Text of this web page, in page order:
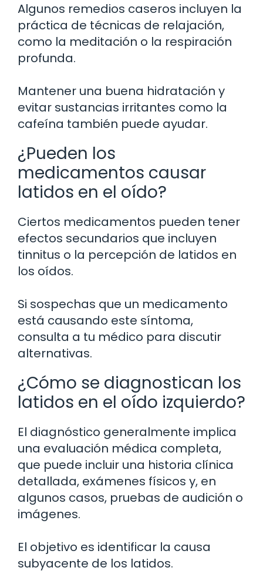
Algunos remedios caseros incluyen la
práctica de técnicas de relajación,
como la meditación o la respiración
profunda.
Mantener una buena hidratación y
evitar sustancias irritantes como la
cafeína también puede ayudar.
¿Pueden los
medicamentos causar
latidos en el oído?
Ciertos medicamentos pueden tener
efectos secundarios que incluyen
tinnitus o la percepción de latidos en
los oídos.
Si sospechas que un medicamento
está causando este síntoma,
consulta a tu médico para discutir
alternativas.
¿Cómo se diagnostican los
latidos en el oído izquierdo?
El diagnóstico generalmente implica
una evaluación médica completa,
que puede incluir una historia clínica
detallada, exámenes físicos y, en
algunos casos, pruebas de audición o
imágenes.
El objetivo es identificar la causa
subyacente de los latidos.